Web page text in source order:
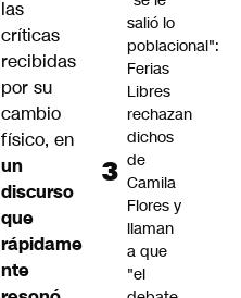
las
críticas
recibidas
por su
cambio
físico, en
un
discurso
que
rápidame
nte
salió lo
poblacional":
Ferias
Libres
rechazan
dichos
de
Camila
Flores y
llaman
a que
"el